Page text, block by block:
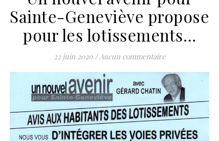
Sainte-Geneviève propose
pour les lotissements…
22 juin 2020 /Aucun commentaire